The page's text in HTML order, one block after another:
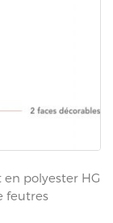
en polyester HG
feutres